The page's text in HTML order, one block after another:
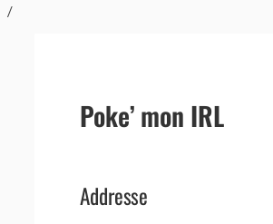
/
Poke’ mon IRL
Addresse